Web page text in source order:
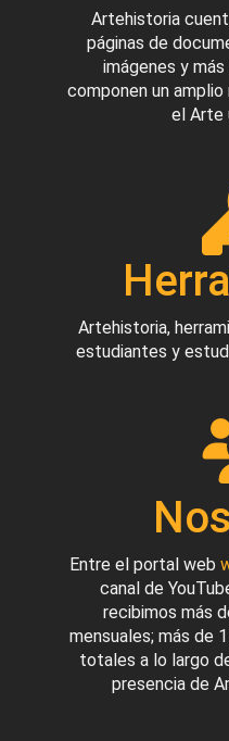
Artehistoria
páginas de
imágenes y
componen un
el Arte
Artehistoria,
estudiantes y
Entre el portal web
canal de
recibimos más
mensuales; más de
totales a lo largo
presencia de